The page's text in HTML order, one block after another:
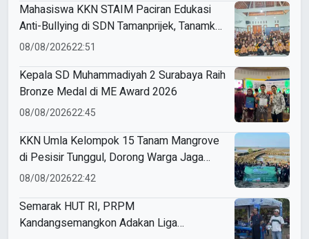
Mahasiswa KKN STAIM Paciran Edukasi
Anti-Bullying di SDN Tamanprijek, Tanamkan
Empati Sejak Dini
08/08/202622:51
Kepala SD Muhammadiyah 2 Surabaya Raih
Bronze Medal di ME Award 2026
08/08/202622:45
KKN Umla Kelompok 15 Tanam Mangrove
di Pesisir Tunggul, Dorong Warga Jaga
Lingkungan
08/08/202622:42
Semarak HUT RI, PRPM
Kandangsemangkon Adakan Liga